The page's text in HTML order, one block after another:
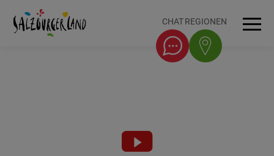
Zum InhaltAccesskey
[0]
Zur NavigationAccesskey
[1]
Zum Seitenanfang
Zum Fuß-BereichAccesskey
[3] CHAT REGIONEN
Video
abspielen